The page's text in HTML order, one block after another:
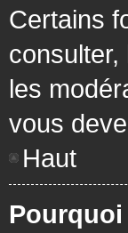
Certains
les
vous
Haut